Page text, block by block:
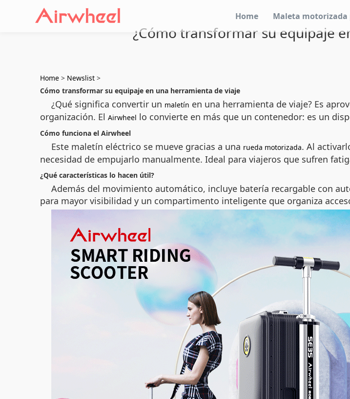
Home Maleta motorizada
¿Cómo transformar su equipaje
Home > Newslist >
Cómo transformar su equipaje en una herramienta de viaje
¿Qué significa convertir un maletín en una herramienta de viaje? Es
organización. El Airwheel lo convierte en más que un contenedor: es un
Cómo funciona el Airwheel
Este maletín eléctrico se mueve gracias a una rueda motorizada. Al
necesidad de empujarlo manualmente. Ideal para viajeros que sufren
¿Qué características lo hacen útil?
Además del movimiento automático, incluye batería recargable con
para mayor visibilidad y un compartimento inteligente que organiza